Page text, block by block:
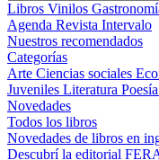
Libros Vinilos
Agenda Revista Intervalo
Nuestros recomendados
Categorías
Arte Ciencias sociales
Juveniles Literatura Poesía
Novedades
Todos los libros
Novedades de libros en
Descubrí la editorial